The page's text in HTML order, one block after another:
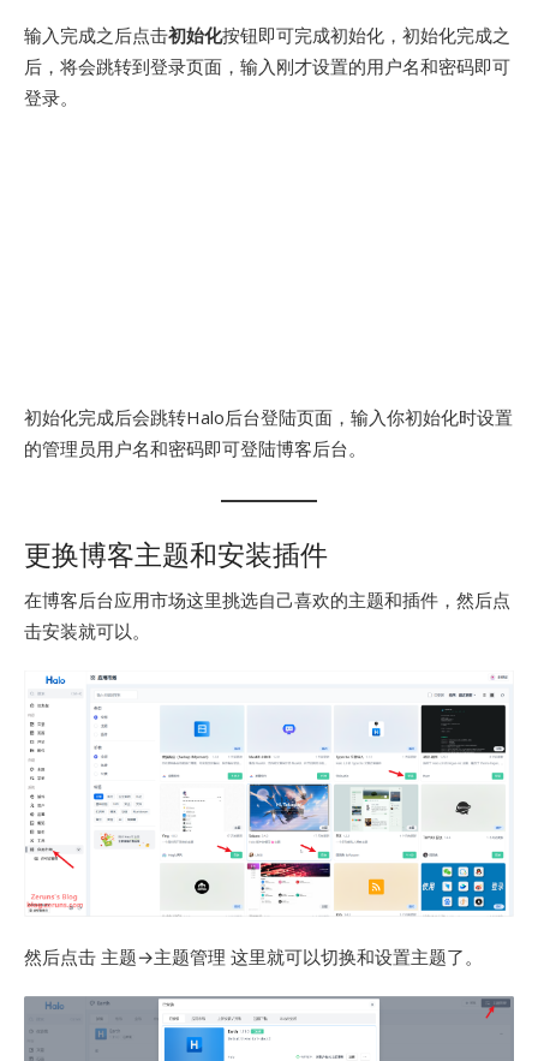
输入完成之后点击初始化按钮即可完成初始化，初始化完成之
后，将会跳转到登录页面，输入刚才设置的用户名和密码即可
登录。
初始化完成后会跳转Halo后台登陆页面，输入你初始化时设置
的管理员用户名和密码即可登陆博客后台。
更换博客主题和安装插件
在博客后台应用市场这里挑选自己喜欢的主题和插件，然后点
击安装就可以。
然后点击 主题→主题管理 这里就可以切换和设置主题了。